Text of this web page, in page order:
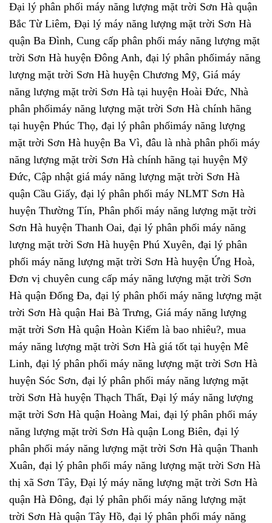
Đại lý phân phối máy năng lượng mặt trời Sơn Hà quận
Bắc Từ Liêm, Đại lý máy năng lượng mặt trời Sơn Hà
quận Ba Đình, Cung cấp phân phối máy năng lượng mặt
trời Sơn Hà huyện Đông Anh, đại lý phân phốimáy năng
lượng mặt trời Sơn Hà huyện Chương Mỹ, Giá máy
năng lượng mặt trời Sơn Hà tại huyện Hoài Đức, Nhà
phân phốimáy năng lượng mặt trời Sơn Hà chính hãng
tại huyện Phúc Thọ, đại lý phân phốimáy năng lượng
mặt trời Sơn Hà huyện Ba Vì, đâu là nhà phân phối máy
năng lượng mặt trời Sơn Hà chính hãng tại huyện Mỹ
Đức, Cập nhật giá máy năng lượng mặt trời Sơn Hà
quận Cầu Giấy, đại lý phân phối máy NLMT Sơn Hà
huyện Thường Tín, Phân phối máy năng lượng mặt trời
Sơn Hà huyện Thanh Oai, đại lý phân phối máy năng
lượng mặt trời Sơn Hà huyện Phú Xuyên, đại lý phân
phối máy năng lượng mặt trời Sơn Hà huyện Ứng Hoà,
Đơn vị chuyên cung cấp máy năng lượng mặt trời Sơn
Hà quận Đống Đa, đại lý phân phối máy năng lượng mặt
trời Sơn Hà quận Hai Bà Trưng, Giá máy năng lượng
mặt trời Sơn Hà quận Hoàn Kiếm là bao nhiêu?, mua
máy năng lượng mặt trời Sơn Hà giá tốt tại huyện Mê
Linh, đại lý phân phối máy năng lượng mặt trời Sơn Hà
huyện Sóc Sơn, đại lý phân phối máy năng lượng mặt
trời Sơn Hà huyện Thạch Thất, Đại lý máy năng lượng
mặt trời Sơn Hà quận Hoàng Mai, đại lý phân phối máy
năng lượng mặt trời Sơn Hà quận Long Biên, đại lý
phân phối máy năng lượng mặt trời Sơn Hà quận Thanh
Xuân, đại lý phân phối máy năng lượng mặt trời Sơn Hà
thị xã Sơn Tây, Đại lý máy năng lượng mặt trời Sơn Hà
quận Hà Đông, đại lý phân phối máy năng lượng mặt
trời Sơn Hà quận Tây Hồ, đại lý phân phối máy năng